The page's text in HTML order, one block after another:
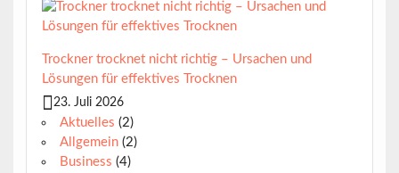
Trockner trocknet nicht richtig – Ursachen und
Lösungen für effektives Trocknen
23. Juli 2026
Aktuelles (2)
Allgemein(2)
Business (4)